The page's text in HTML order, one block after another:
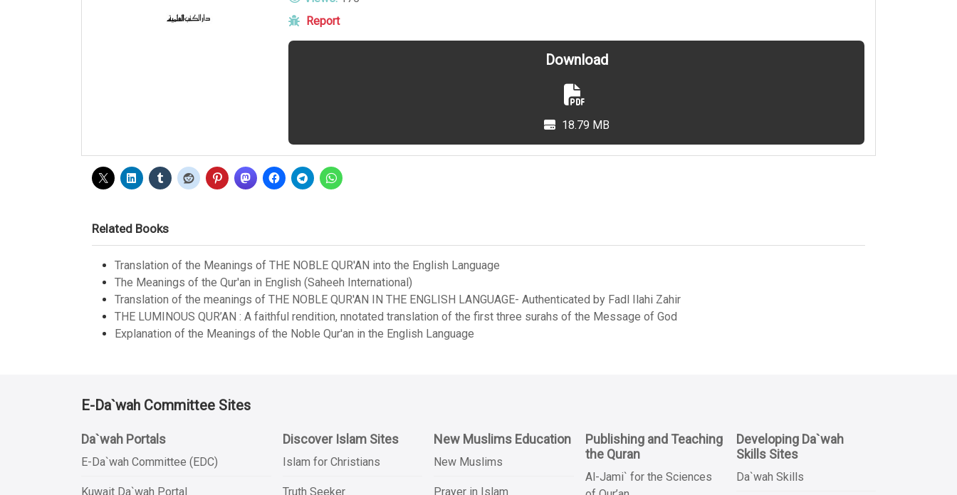
Report
Download
18.79 MB
Related Books
Translation of the Meanings of THE NOBLE QUR'AN into the English Language
The Meanings of the Qur'an in English (Saheeh International)
Translation of the meanings of THE NOBLE QUR'AN IN THE ENGLISH LANGUAGE- Authenticated by Fadl Ilahi Zahir
THE LUMINOUS QUR’AN : A faithful rendition, nnotated translation of the first three surahs of the Message of God
Explanation of the Meanings of the Noble Qur'an in the English Language
E-Da`wah Committee Sites
Da`wah Portals
E-Da`wah Committee (EDC)
Kuwait Da`wah Portal
Discover Islam Sites
Islam for Christians
Truth Seeker
New Muslims Education
New Muslims
Prayer in Islam
Publishing and Teaching
the Quran
Al-Jami` for the Sciences
Developing Da`wah
Skills Sites
Da`wah Skills